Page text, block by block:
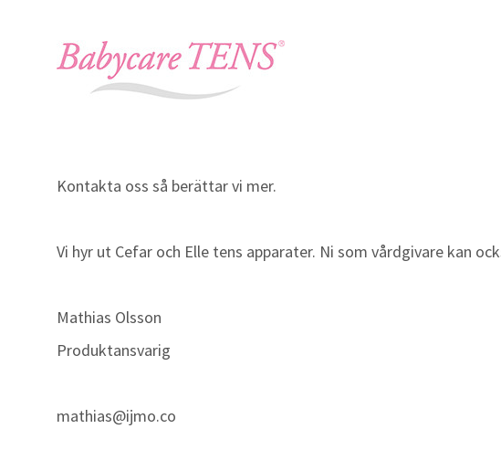
Kontakta oss så berättar vi mer.
Vi hyr ut Cefar och Elle tens apparater. Ni som vårdgivare kan
Mathias Olsson
Produktansvarig
mathias@ijmo.co